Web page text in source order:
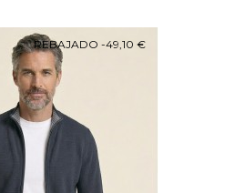
REBAJADO -49,10 €